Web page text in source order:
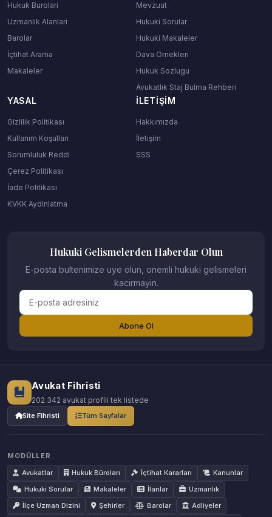
Hukuk Burolari
Uzmanlik Alanlari
Barolar
İçtihat Arama
Makaleler
Mevzuat
Hukuki Sorular
Hukuki Makaleler
Dava Ornekleri
Hukuk Sozlugu
Avukatlık Staj Bulma Rehberi
YASAL
Gizlilik Politikası
Kullanım Koşulları
Sorumluluk Reddi
Çerez Politikası
İade Politikası
KVKK Aydinlatma
İLETIŞIM
Hakkımızda
İletişim
SSS
Hukuki Gelismelerden Haberdar Olun
E-posta bultenimize uye olun, onemli hukuki gelismeleri
kacirmayin.
Abone Ol
Avukat Fihristi
202.342 avukat profili tek listede
Site Fihristi Tüm Sayfalar
MODÜLLER
Avukatlar
Hukuk Büroları İçtihat Kararları
Kanunlar
Hukuki Sorular
Makaleler İlanlar
Uzmanlık
İlçe Uzman Dizini
Şehirler Barolar
Adliyeler